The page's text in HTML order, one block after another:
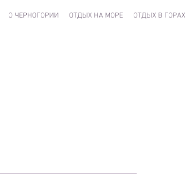
О ЧЕРНОГОРИИ ОТДЫХ НА МОРЕ ОТДЫХ В ГОРАХ